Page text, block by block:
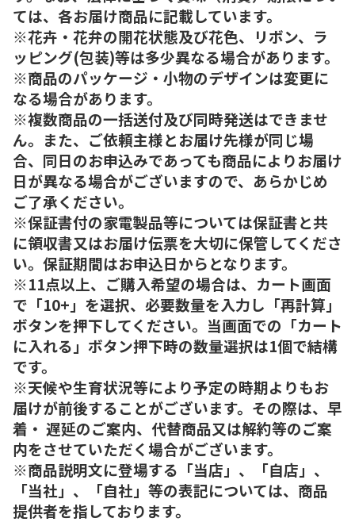
ては、各お届け商品に記載しています。
※花卉・花弁の開花状態及び花色、リボン、ラ
ッピング(包装)等は多少異なる場合があります。
※商品のパッケージ・小物のデザインは変更に
なる場合があります。
※複数商品の一括送付及び同時発送はできませ
ん。また、ご依頼主様とお届け先様が同じ場
合、同日のお申込みであっても商品によりお届け
日が異なる場合がございますので、あらかじめ
ご了承ください。
※保証書付の家電製品等については保証書と共
に領収書又はお届け伝票を大切に保管してくださ
い。保証期間はお申込日からとなります。
※11点以上、ご購入希望の場合は、カート画面
で「10+」を選択、必要数量を入力し「再計算」
ボタンを押下してください。当画面での「カート
に入れる」ボタン押下時の数量選択は1個で結構
です。
※天候や生育状況等により予定の時期よりもお
届けが前後することがございます。その際は、早
着・ 遅延のご案内、代替商品又は解約等のご案
内をさせていただく場合がございます。
※商品説明文に登場する「当店」、「自店」、
「当社」、「自社」等の表記については、商品
提供者を指しております。